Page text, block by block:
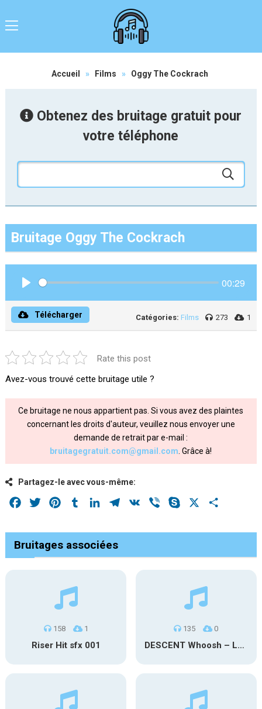
Accueil » Films » Oggy The Cockrach
Obtenez des bruitage gratuit pour
votre téléphone
Bruitage Oggy The Cockrach
00:29
Télécharger Catégories: Films 273 1
Rate this post
Avez-vous trouvé cette bruitage utile ?
Ce bruitage ne nous appartient pas. Si vous avez des plaintes
concernant les droits d'auteur, veuillez nous envoyer une
demande de retrait par e-mail :
bruitagegratuit.com@gmail.com . Grâce à!
Partagez-le avec vous-même:
Facebook
Twitter PinterestTumblrLinkedInTelegram
VK Viber Skype
Bruitages associées
158 1
Riser Hit sfx 001
135 0
DESCENT Whoosh – Long